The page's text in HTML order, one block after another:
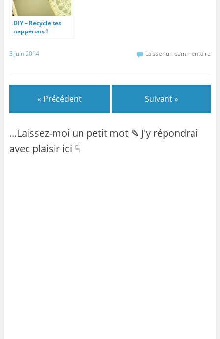
DIY – Recycle tes
napperons !
3 juin 2014 Laisser un commentaire
« Précédent Suivant »
...Laissez-moi un petit mot ✎ J'y répondrai
avec plaisir ici ☟